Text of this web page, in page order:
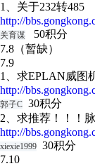
1、关于232转485
http://
关育谋
50积分
7.8（暂缺）
7.9
1、求EPLAN威图
http://
郭子C 30积分
2、求推荐！！！
http://
xiexie1999 30积分
7.10